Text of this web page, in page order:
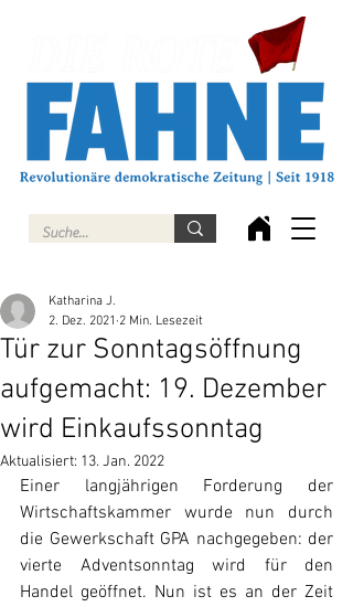
Tür zur Sonntagsöffnung
aufgemacht: 19. Dezember
wird Einkaufssonntag
Katharina J.
2. Dez. 2021 2 Min. Lesezeit
Aktualisiert: 13. Jan. 2022
Einer langjährigen Forderung der
Wirtschaftskammer wurde nun durch
die Gewerkschaft GPA nachgegeben: der
vierte Adventsonntag wird für den
Handel geöffnet. Nun ist es an der Zeit